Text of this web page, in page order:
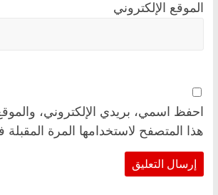
الموقع الإلكتروني
احفظ اسمي، بريدي الإلكتروني،
هذا المتصفح لاستخدامها المرة